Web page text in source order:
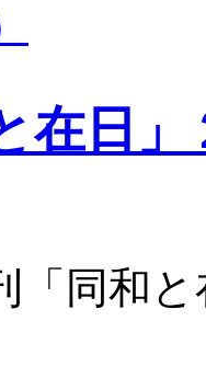
在日
同和と